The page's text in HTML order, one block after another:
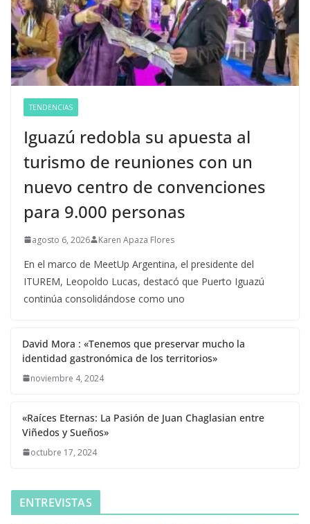
TENDENCIAS
Iguazú redobla su apuesta al
turismo de reuniones con un
nuevo centro de convenciones
para 9.000 personas
agosto 6, 2026 Karen Apaza Flores
En el marco de MeetUp Argentina, el presidente del
ITUREM, Leopoldo Lucas, destacó que Puerto Iguazú
continúa consolidándose como uno
David Mora : «Tenemos que preservar mucho la
identidad gastronómica de los territorios»
noviembre 4, 2024
«Raíces Eternas: La Pasión de Juan Chaglasian entre
Viñedos y Sueños»
octubre 17, 2024
ENTREVISTAS